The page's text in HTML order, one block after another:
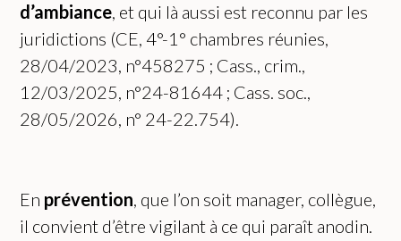
d’ambiance, et qui là aussi est reconnu par les
juridictions (CE, 4°-1° chambres réunies,
28/04/2023, n°458275 ; Cass., crim.,
12/03/2025, n°24-81644 ; Cass. soc.,
28/05/2026, n° 24-22.754).
En prévention, que l’on soit manager, collègue,
il convient d’être vigilant à ce qui paraît anodin.